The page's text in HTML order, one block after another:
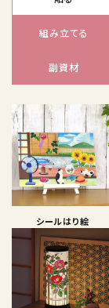
組み立てる
副資材
シールはり絵